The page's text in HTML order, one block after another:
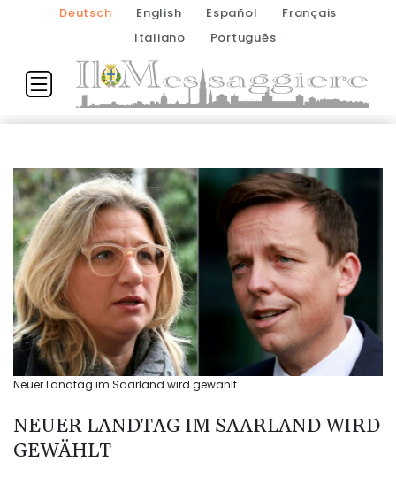
Deutsch English Español
Français
Italiano
Português
Neuer Landtag im Saarland wird gewählt
NEUER LANDTAG IM SAARLAND WIRD
GEWÄHLT